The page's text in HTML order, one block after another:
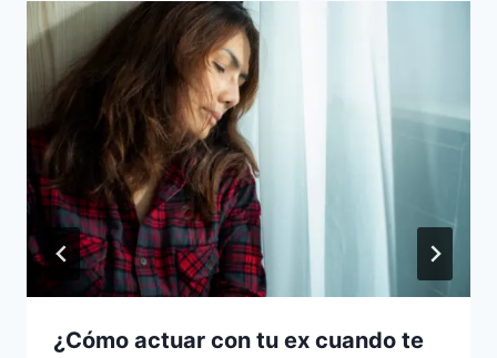
¿Cómo actuar con tu ex cuando te